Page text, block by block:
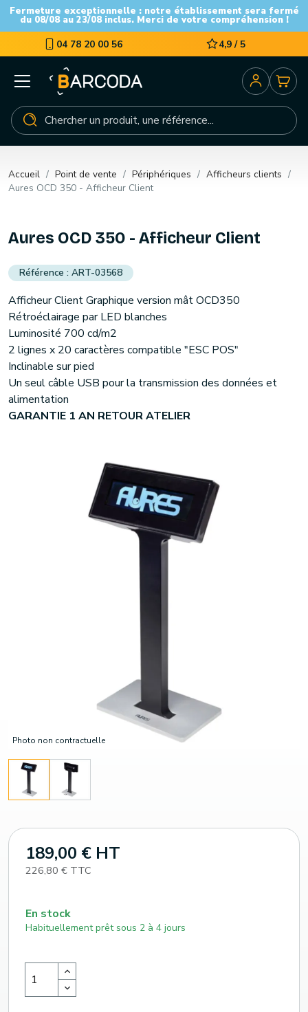
Fermeture exceptionnelle : notre établissement sera fermé
du 08/08 au 23/08 inclus. Merci de votre compréhension !
04 78 20 00 56 4,9 / 5
Accueil Point de vente Périphériques
Afficheurs clients
Aures OCD 350 - Afficheur Client
Photo non contractuelle
Aures OCD 350 - Afficheur Client
ART-03568
Afficheur Client Graphique version mât OCD350
Rétroéclairage par LED blanches
Luminosité 700 cd/m2
2 lignes x 20 caractères compatible "ESC POS"
Inclinable sur pied
Un seul câble USB pour la transmission des données et
alimentation
GARANTIE 1 AN RETOUR ATELIER
189,00 € HT
226,80 € TTC
En stock
Habituellement prêt sous 2 à 4 jours